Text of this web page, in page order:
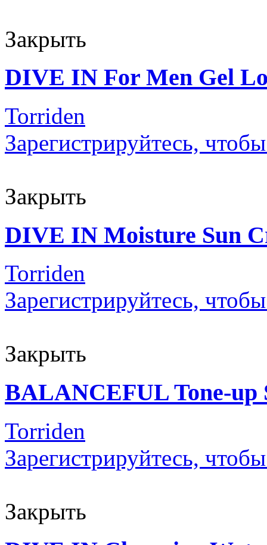
Закрыть
DIVE IN For Men Gel
Torriden
Зарегистрируйтесь,
Закрыть
DIVE IN Moisture Sun
Torriden
Зарегистрируйтесь,
Закрыть
BALANCEFUL Tone-up
Torriden
Зарегистрируйтесь,
Закрыть